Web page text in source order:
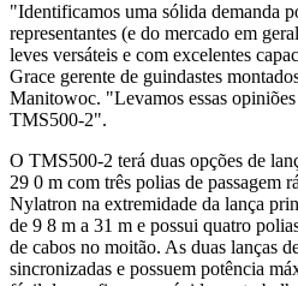
"Identificamos uma sólida demanda
representantes (e do mercado em
leves versáteis e com excelentes
Grace gerente de guindastes
Manitowoc. "Levamos essas
TMS500-2".
O TMS500-2 terá duas opções de
29 0 m com três polias de passagem
Nylatron na extremidade da lança
de 9 8 m a 31 m e possui quatro
de cabos no moitão. As duas lanças
sincronizadas e possuem potência